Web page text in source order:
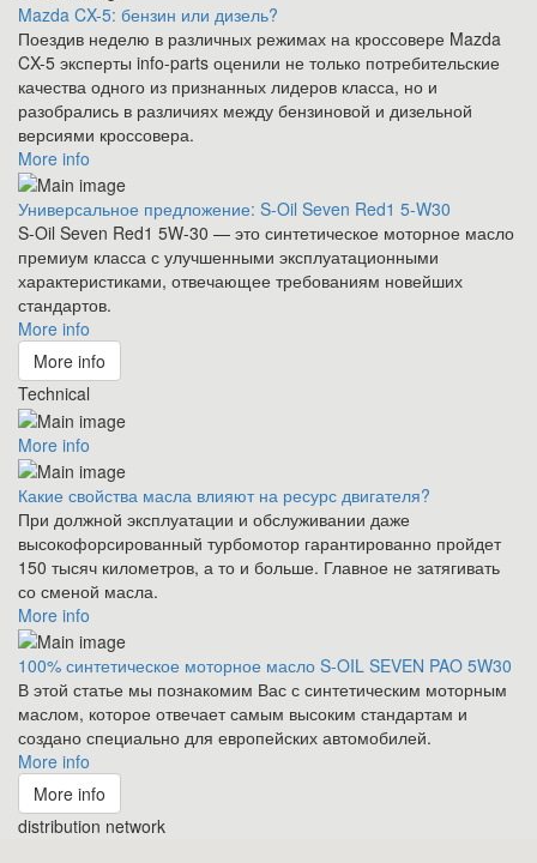
Mazda CX-5: бензин или дизель?
Поездив неделю в различных режимах на кроссовере Mazda
CX-5 эксперты info-parts оценили не только потребительские
качества одного из признанных лидеров класса, но и
разобрались в различиях между бензиновой и дизельной
версиями кроссовера.
More info
Универсальное предложение: S-Oil Seven Red1 5-W30
S-Oil Seven Red1 5W-30 — это синтетическое моторное масло
премиум класса с улучшенными эксплуатационными
характеристиками, отвечающее требованиям новейших
стандартов.
More info
More info
Technical
More info
Какие свойства масла влияют на ресурс двигателя?
При должной эксплуатации и обслуживании даже
высокофорсированный турбомотор гарантированно пройдет
150 тысяч километров, а то и больше. Главное не затягивать
со сменой масла.
More info
100% синтетическое моторное масло S-OIL SEVEN PAO 5W30
В этой статье мы познакомим Вас с синтетическим моторным
маслом, которое отвечает самым высоким стандартам и
создано специально для европейских автомобилей.
More info
More info
distribution network